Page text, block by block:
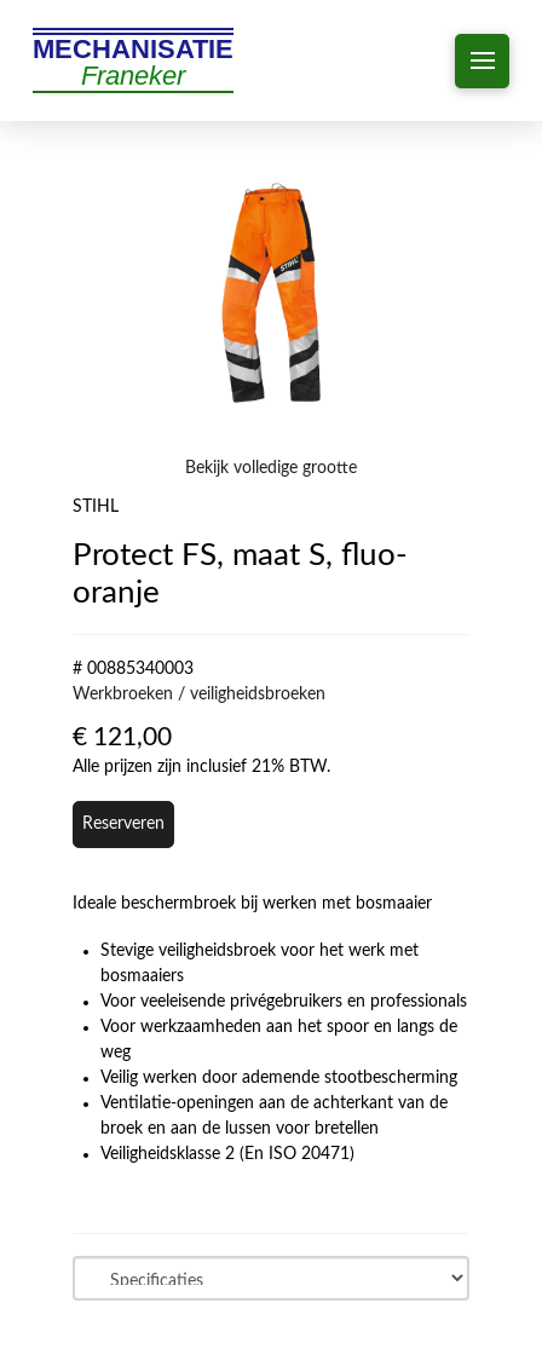
MECHANISATIE
Franeker
Bekijk volledige grootte
STIHL
Protect FS, maat S, fluo-
oranje
# 00885340003
Werkbroeken / veiligheidsbroeken
€ 121,00
Alle prijzen zijn inclusief 21% BTW.
Reserveren
Ideale beschermbroek bij werken met bosmaaier
Stevige veiligheidsbroek voor het werk met
bosmaaiers
Voor veeleisende privégebruikers en professionals
Voor werkzaamheden aan het spoor en langs de
weg
Veilig werken door ademende stootbescherming
Ventilatie-openingen aan de achterkant van de
broek en aan de lussen voor bretellen
Veiligheidsklasse 2 (En ISO 20471)